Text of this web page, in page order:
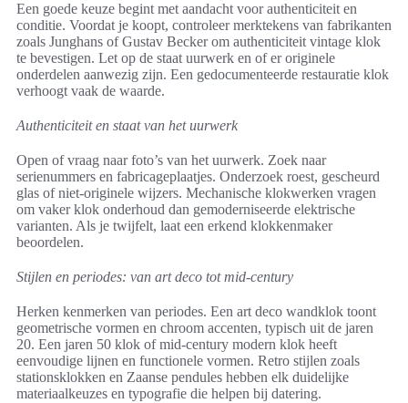
Een goede keuze begint met aandacht voor authenticiteit en
conditie. Voordat je koopt, controleer merktekens van fabrikanten
zoals Junghans of Gustav Becker om authenticiteit vintage klok
te bevestigen. Let op de staat uurwerk en of er originele
onderdelen aanwezig zijn. Een gedocumenteerde restauratie klok
verhoogt vaak de waarde.
Authenticiteit en staat van het uurwerk
Open of vraag naar foto’s van het uurwerk. Zoek naar
serienummers en fabricageplaatjes. Onderzoek roest, gescheurd
glas of niet-originele wijzers. Mechanische klokwerken vragen
om vaker klok onderhoud dan gemoderniseerde elektrische
varianten. Als je twijfelt, laat een erkend klokkenmaker
beoordelen.
Stijlen en periodes: van art deco tot mid-century
Herken kenmerken van periodes. Een art deco wandklok toont
geometrische vormen en chroom accenten, typisch uit de jaren
20. Een jaren 50 klok of mid-century modern klok heeft
eenvoudige lijnen en functionele vormen. Retro stijlen zoals
stationsklokken en Zaanse pendules hebben elk duidelijke
materiaalkeuzes en typografie die helpen bij datering.